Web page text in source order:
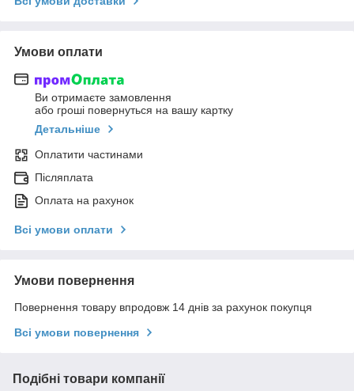
Умови оплати
Ви отримаєте замовлення
або гроші повернуться на вашу картку
Детальніше
Оплатити частинами
Післяплата
Оплата на рахунок
Всі умови оплати
Умови повернення
Повернення товару впродовж 14 днів за рахунок покупця
Всі умови повернення
Подібні товари компанії